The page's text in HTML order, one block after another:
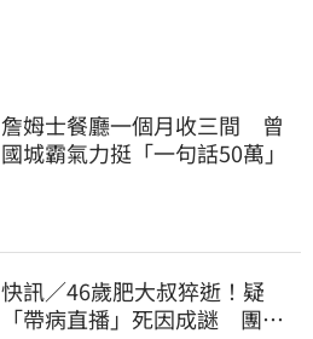
詹姆士餐廳一個月收三間 曾
國城霸氣力挺「一句話50萬」
快訊／46歲肥大叔猝逝！疑
「帶病直播」死因成謎 團隊